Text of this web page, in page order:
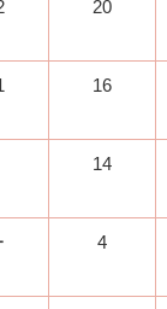
20
16
14
4